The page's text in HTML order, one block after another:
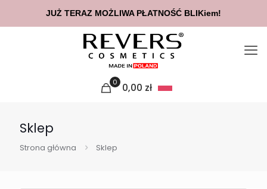
0 0,00 zł
Sklep
Strona główna Sklep
JUŻ TERAZ MOŻLIWA PŁATNOŚĆ BLIKiem!